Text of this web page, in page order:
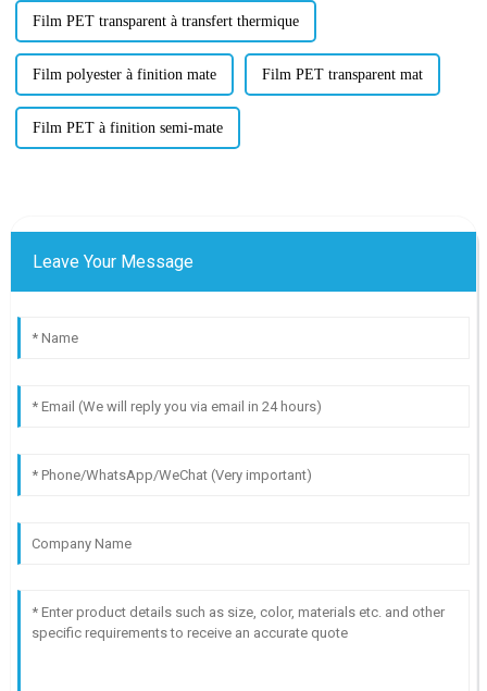
Film PET transparent à transfert thermique
Film polyester à finition mate Film PET transparent mat
Film PET à finition semi-mate
Leave Your Message